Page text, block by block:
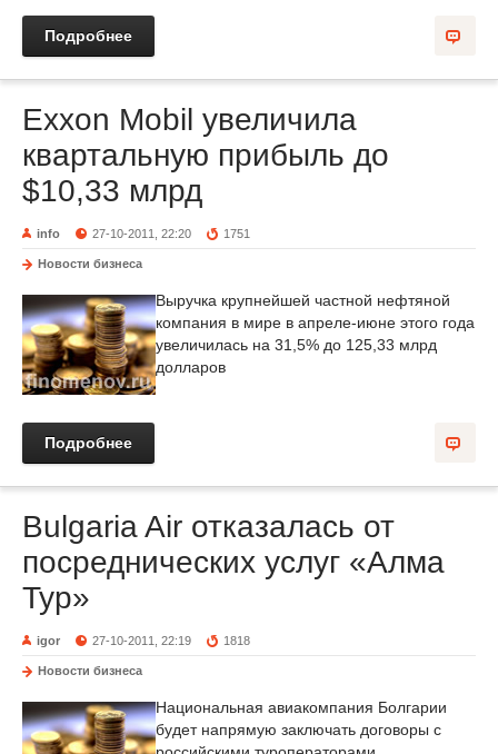
Подробнее
Exxon Mobil увеличила
квартальную прибыль до
$10,33 млрд
info 27-10-2011, 22:20 1751
Новости бизнеса
Выручка крупнейшей частной нефтяной
компания в мире в апреле-июне этого года
увеличилась на 31,5% до 125,33 млрд
долларов
Подробнее
Bulgaria Air отказалась от
посреднических услуг «Алма
Тур»
igor 27-10-2011, 22:19 1818
Новости бизнеса
Национальная авиакомпания Болгарии
будет напрямую заключать договоры с